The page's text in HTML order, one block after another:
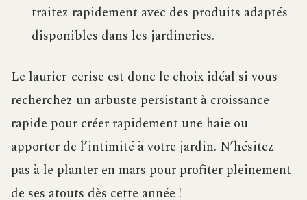
traitez rapidement avec des produits adaptés
disponibles dans les jardineries.
Le laurier-cerise est donc le choix idéal si vous
recherchez un arbuste persistant à croissance
rapide pour créer rapidement une haie ou
apporter de l’intimité à votre jardin. N’hésitez
pas à le planter en mars pour profiter pleinement
de ses atouts dès cette année !